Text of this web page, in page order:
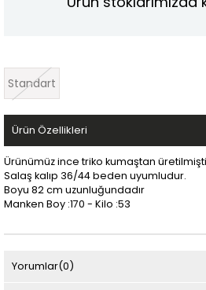
Standart
Ürün Özellikleri
Ürünümüz ince triko kumaştan
Salaş kalıp 36/44 beden uyumludur.
Boyu 82 cm uzunluğundadır
Manken Boy :170 - Kilo :53
Yorumlar(0)